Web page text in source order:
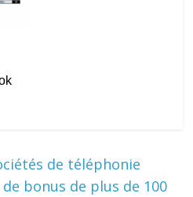
de téléphonie
bonus de plus de 100